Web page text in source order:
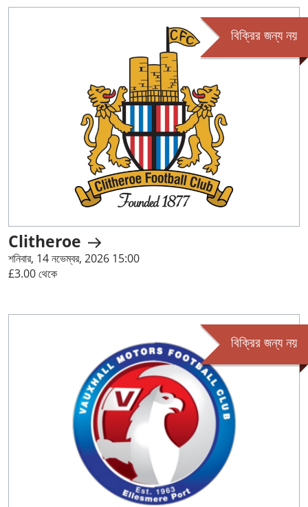
বিক্রির জন্য নয়
Clitheroe
শনিবার, 14 নভেম্বর, 2026 15:00
£3.00 থেকে
বিক্রির জন্য নয়